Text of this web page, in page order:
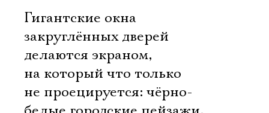
Гигантские окна
закруглённых дверей
делаются экраном,
на который что только
не проецируется: чёрно-